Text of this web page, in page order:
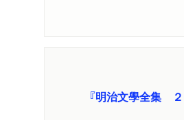
『明治文學全集